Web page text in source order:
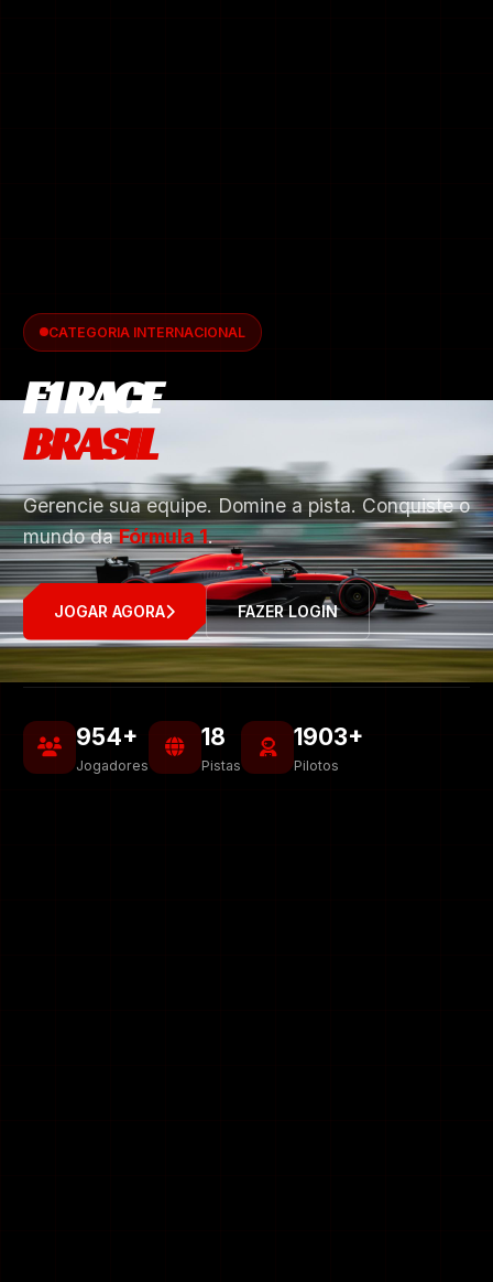
CATEGORIA INTERNACIONAL
F1 RACE
BRASIL
Gerencie sua equipe. Domine a pista. Conquiste o
mundo daFórmula 1.
JOGAR AGORA FAZER LOGIN
954+
Jogadores
18
Pistas
1903+
Pilotos